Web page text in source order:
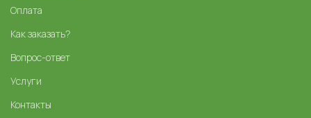
Оплата
Как заказать?
Вопрос-ответ
Услуги
Контакты